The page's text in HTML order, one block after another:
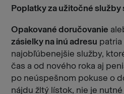
Poplatky za užitočné služby
Opakované doručovanie
zásielky na inú adresu
najobľúbenejšie služby,
čas a od nového roka aj
po neúspešnom pokuse o
nájdu žltý lístok, nie je